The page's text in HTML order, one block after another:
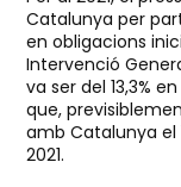
Catalunya per part
en obligacions
Intervenció
va ser del 13,3%
que,
amb Catalunya el
2021.